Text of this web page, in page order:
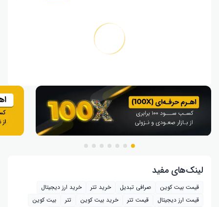
لینک‌های مفید
قیمت بیت کوین صرافی تبدیل خرید تتر
خرید ارز دیجیتال
قیمت ارز دیجیتال
قیمت تتر خرید بیت‌ کوین تتر
بیت کوین